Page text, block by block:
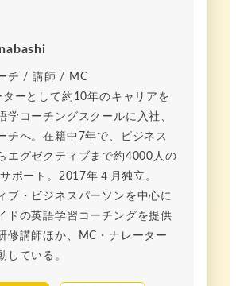
チ / 講師 / MC
ターとして約10年のキャリアを
学コーチングスクールに入社、
チへ。在籍中7年で、ビジネス
エグゼクティブまで約4000人の
ポート。2017年４月独立。
ブ・ビジネスパーソンを中心に
ドの英語学習コーチングを提供
修講師ほか、MC・ナレーター
している。